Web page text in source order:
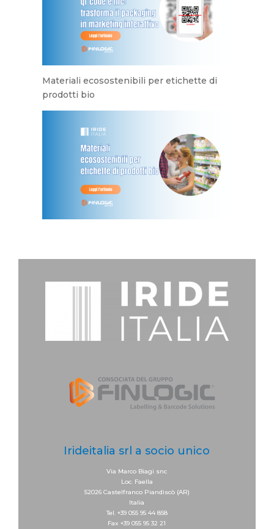
Materiali ecosostenibili per etichette di
prodotti bio
Irideitalia srl a socio unico
Via Marco Biagi snc
Loc. Faella
52026 Castelfranco Piandiscò (AR)
Italia
Tel. +39 055 95 44 858
Fax +39 055 95 32 21